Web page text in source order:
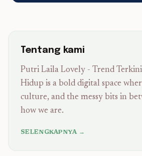
Tentang kami
Putri Laila Lovely - Trend
Hidup is a bold digital space
culture, and the messy bits in
how we are.
SELENGKAPNYA →